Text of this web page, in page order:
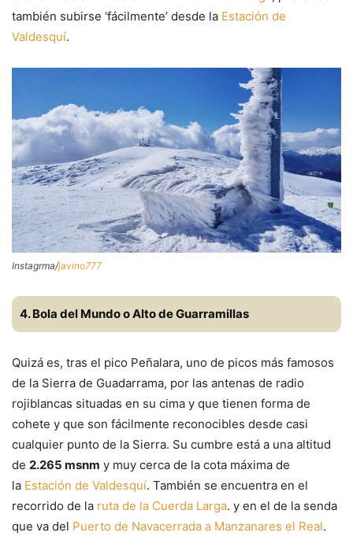
también subirse ‘fácilmente’ desde la Estación de
Valdesquí.
Instagrma/javino777
4. Bola del Mundo o Alto de Guarramillas
Quizá es, tras el pico Peñalara, uno de picos más famosos
de la Sierra de Guadarrama, por las antenas de radio
rojiblancas situadas en su cima y que tienen forma de
cohete y que son fácilmente reconocibles desde casi
cualquier punto de la Sierra. Su cumbre está a una altitud
de 2.265 msnm y muy cerca de la cota máxima de
la Estación de Valdesquí. También se encuentra en el
recorrido de la ruta de la Cuerda Larga. y en el de la senda
que va del Puerto de Navacerrada a Manzanares el Real.